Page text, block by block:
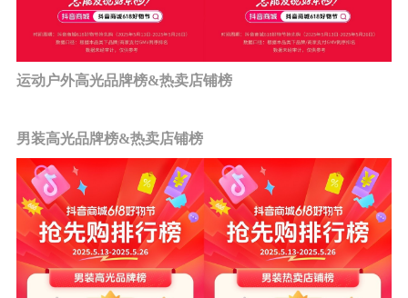
运动户外高光品牌榜&热卖店铺榜
男装高光品牌榜&热卖店铺榜